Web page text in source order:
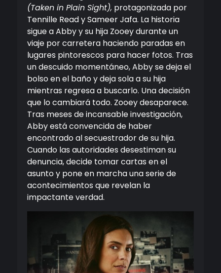
(Taken in Plain Sight), protagonizada por
Tennille Read y Sameer Jafa. La historia
sigue a Abby y su hija Zooey durante un
viaje por carretera haciendo paradas en
lugares pintorescos para hacer fotos. Tras
un descuido momentáneo, Abby se deja el
bolso en el baño y deja sola a su hija
mientras regresa a buscarlo. Una decisión
que lo cambiará todo. Zooey desaparece.
Tras meses de incansable investigación,
Abby está convencida de haber
encontrado al secuestrador de su hija.
Cuando las autoridades desestiman su
denuncia, decide tomar cartas en el
asunto y pone en marcha una serie de
acontecimientos que revelan la
impactante verdad.